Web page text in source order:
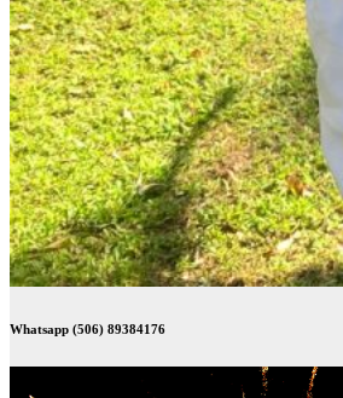
Whatsapp (506) 89384176